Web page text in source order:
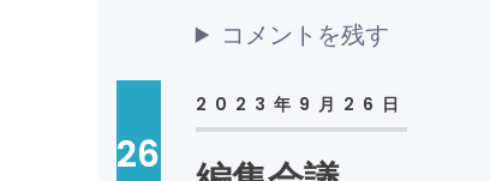
コメントを残す
26
2023年9月26日